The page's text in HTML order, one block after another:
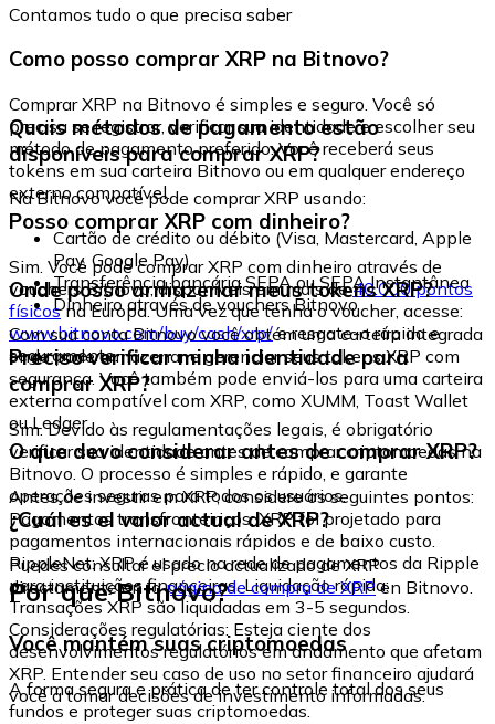
Contamos tudo o que precisa saber
Como posso comprar XRP na Bitnovo?
Comprar XRP na Bitnovo é simples e seguro. Você só
precisa se registrar, verificar sua identidade e escolher seu
método de pagamento preferido. Você receberá seus
tokens em sua carteira Bitnovo ou em qualquer endereço
externo compatível.
Quais métodos de pagamento estão
disponíveis para comprar XRP?
Na Bitnovo você pode comprar XRP usando:
Cartão de crédito ou débito (Visa, Mastercard, Apple
Pay, Google Pay)
Transferência bancária SEPA ou SEPA Instantânea
Dinheiro através de vouchers Bitnovo
Posso comprar XRP com dinheiro?
Sim. Você pode comprar XRP com dinheiro através de
vouchers Bitnovo, disponíveis em mais de40.000 pontos
físicosna Europa. Uma vez que tenha o voucher, acesse:
www.bitnovo.com/buy/cash/xrp/e resgate-o rápida e
seguramente.
Onde posso armazenar meus tokens XRP?
Com sua conta Bitnovo você obtém uma carteira integrada
onde pode armazenar e gerenciar seus tokens XRP com
segurança. Você também pode enviá-los para uma carteira
externa compatível com XRP, como XUMM, Toast Wallet
ou Ledger.
Preciso verificar minha identidade para
comprar XRP?
Sim. Devido às regulamentações legais, é obrigatório
verificar sua identidade antes de comprar criptomoedas na
Bitnovo. O processo é simples e rápido, e garante
operações seguras para todos os usuários.
O que devo considerar antes de comprar XRP?
Antes de investir em XRP, considere os seguintes pontos:
Pagamentos transfronteiriços: XRP foi projetado para
pagamentos internacionais rápidos e de baixo custo.
RippleNet: XRP é usado na rede de pagamentos da Ripple
para instituições financeiras. Liquidação rápida:
Transações XRP são liquidadas em 3-5 segundos.
Considerações regulatórias: Esteja ciente dos
desenvolvimentos regulatórios em andamento que afetam
XRP. Entender seu caso de uso no setor financeiro ajudará
você a tomar decisões de investimento informadas.
¿Cuál es el valor actual de XRP?
Puedes consultar el precio actualizado de XRP
directamente en lapágina de compra de XRPen Bitnovo.
Por que Bitnovo?
Você mantém suas criptomoedas
A forma segura e prática de ter controle total dos seus
fundos e proteger suas criptomoedas.